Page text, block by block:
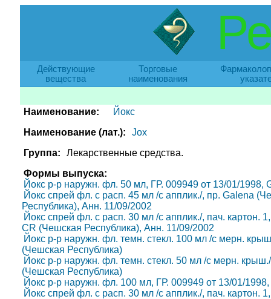
Действующие
вещества
Торговые
наименования
Наименование:
Йокс
Наименование (лат.):
Jox
Группа:
Лекарственные средства.
Формы выпуска:
Йокс р-р наружн. фл. 50 мл, ГР. 009949 от 13/01/1998,
Йокс спрей фл. с расп. 45 мл /с апплик./, пр. Galena
Республика), Анн. 11/09/2002
Йокс спрей фл. с расп. 30 мл /с апплик./, пач. картон.
CR (Чешская Республика), Анн. 11/09/2002
Йокс р-р наружн. фл. темн. стекл. 100 мл /с мерн.
(Чешская Республика)
Йокс р-р наружн. фл. темн. стекл. 50 мл /с мерн.
(Чешская Республика)
Йокс р-р наружн. фл. 100 мл, ГР. 009949 от 13/01/
Йокс спрей фл. с расп. 30 мл /с апплик./, пач. картон.